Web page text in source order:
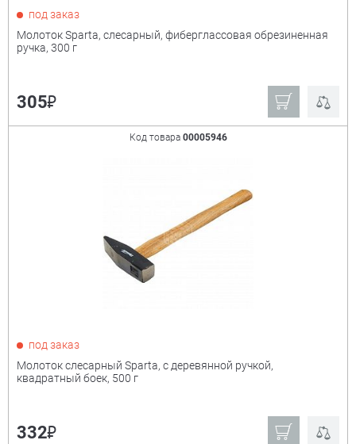
под заказ
Молоток Sparta, слесарный, фиберглассовая обрезиненная
ручка, 300 г
305₽
Код товара 00005946
под заказ
Молоток слесарный Sparta, с деревянной ручкой,
квадратный боек, 500 г
332₽